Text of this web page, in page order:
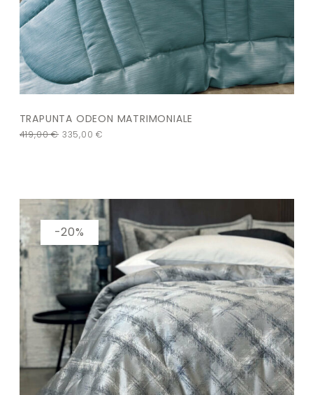
TRAPUNTA ODEON MATRIMONIALE
419,00€ 335,00€
-20%